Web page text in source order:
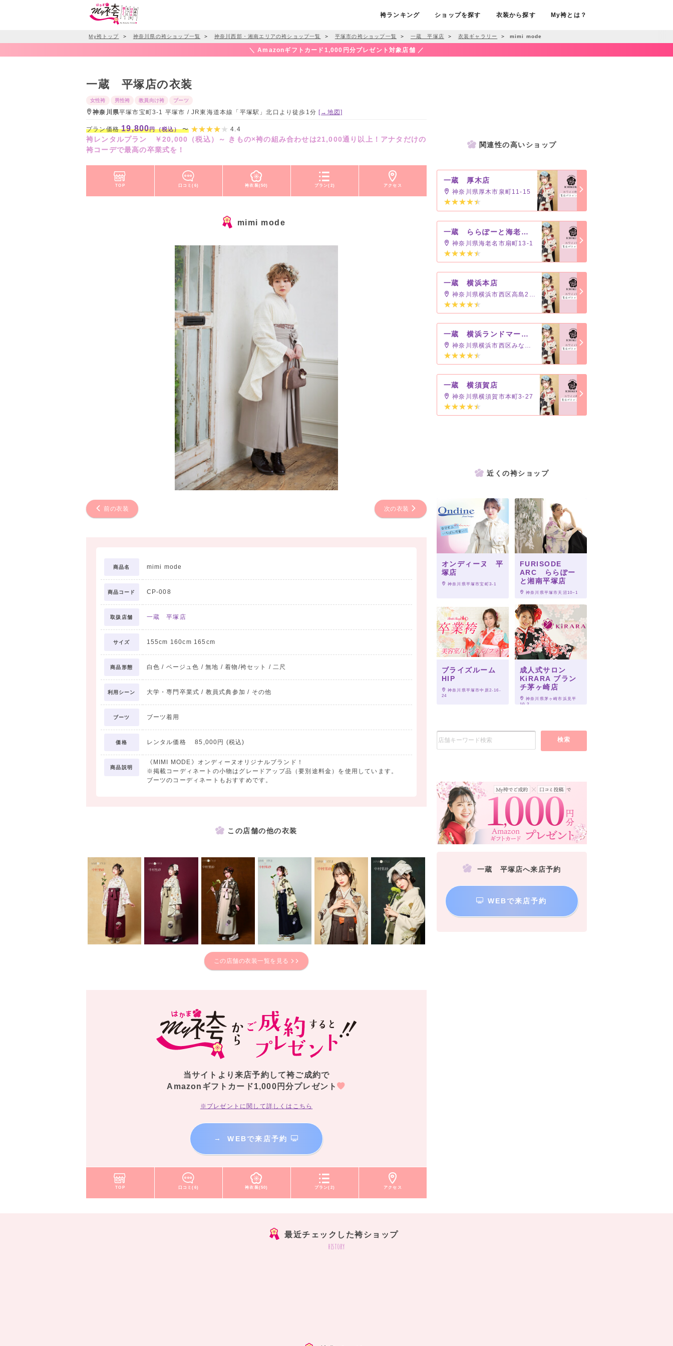
袴ランキング ショップを探す 衣装から探す My袴とは？
My袴トップ ＞ 神奈川県の袴ショップ一覧 ＞ 神奈川西部・湘南エリアの袴ショップ一覧 ＞ 平塚市の袴ショップ一覧 ＞ 一蔵 平塚店 ＞ 衣装ギャラリー ＞ mimi mode
＼ Amazonギフトカード1,000円分プレゼント対象店舗 ／
一蔵 平塚店の衣装
女性袴 男性袴 教員向け袴 ブーツ
神奈川県平塚市宝町3-1 平塚市 / JR東海道本線「平塚駅」北口より徒歩1分 [→地図]
プラン価格19,800円（税込）〜 4.4
袴レンタルプラン ￥20,000（税込）～ きもの×袴の組み合わせは21,000通り以上！アナタだけの
袴コーデで最高の卒業式を！
TOP 口コミ(6) 袴衣装(50) プラン(2) アクセス
mimi mode
前の衣装 次の衣装
商品名 mimi mode
商品コード CP-008
取扱店舗 一蔵 平塚店
サイズ 155cm 160cm 165cm
商品形態 白色 / ベージュ色 / 無地 / 着物/袴セット / 二尺
利用シーン 大学・専門卒業式 / 教員式典参加 / その他
ブーツ ブーツ着用
価格 レンタル価格 85,000円 (税込)
商品説明
《MIMI MODE》オンディーヌオリジナルブランド！
※掲載コーディネートの小物はグレードアップ品（要別途料金）を使用しています。
ブーツのコーディネートもおすすめです。
この店舗の他の衣装
この店舗の衣装一覧を見る
当サイトより来店予約して袴ご成約で
Amazonギフトカード1,000円分プレゼント
※プレゼントに関して詳しくはこちら
→ WEBで来店予約
TOP 口コミ(6) 袴衣装(50) プラン(2) アクセス
関連性の高いショップ
一蔵 厚木店
神奈川県厚木市泉町11-15
一蔵 ららぽーと海老名店
神奈川県海老名市扇町13-1
一蔵 横浜本店
神奈川県横浜市西区高島2-19-12
一蔵 横浜ランドマークタワー店
神奈川県横浜市西区みなとみらい2-2-1
一蔵 横須賀店
神奈川県横須賀市本町3-27
近くの袴ショップ
オンディーヌ 平
塚店
神奈川県平塚市宝町3-1
FURISODE
ARC ららぽー
と湘南平塚店
神奈川県平塚市天沼10−1
ブライズルーム
HIP
神奈川県平塚市中原2-16-
24
成人式サロン
KiRARA ブラン
チ茅ヶ崎店
神奈川県茅ヶ崎市浜見平
10-2
検索
一蔵 平塚店へ来店予約
WEBで来店予約
最近チェックした袴ショップ
history